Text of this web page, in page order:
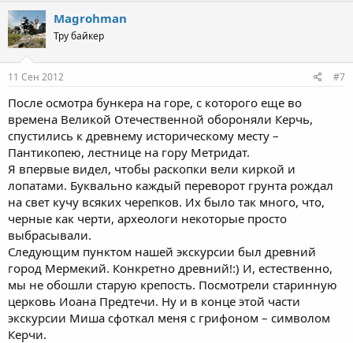
Magrohman
Тру байкер
11 Сен 2012 #7
После осмотра бункера на горе, с которого еще во
времена Великой Отечественной обороняли Керчь,
спустились к древнему историческому месту –
Пантикопею, лестнице на гору Метридат.
Я впервые видел, чтобы раскопки вели киркой и
лопатами. Буквально каждый переворот грунта рождал
на свет кучу всяких черепков. Их было так много, что,
черные как черти, археологи некоторые просто
выбрасывали.
Следующим пунктом нашей экскурсии был древний
город Мермекий. Конкретно древний!:) И, естественно,
мы не обошли старую крепость. Посмотрели старинную
церковь Иоана Предтечи. Ну и в конце этой части
экскурсии Миша сфоткал меня с грифоном – символом
Керчи.